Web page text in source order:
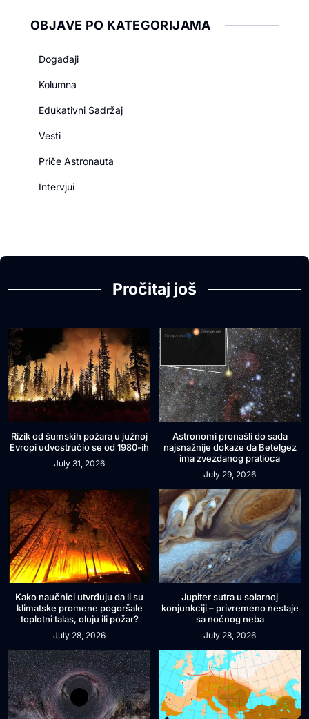
OBJAVE PO KATEGORIJAMA
Događaji
Kolumna
Edukativni Sadržaj
Vesti
Priče Astronauta
Intervjui
Pročitaj još
Rizik od šumskih požara u južnoj
Evropi udvostručio se od 1980-ih
July 31, 2026
Astronomi pronašli do sada
najsnažnije dokaze da Betelgez
ima zvezdanog pratioca
July 29, 2026
Kako naučnici utvrđuju da li su
klimatske promene pogoršale
toplotni talas, oluju ili požar?
July 28, 2026
Jupiter sutra u solarnoj
konjunkciji – privremeno nestaje
sa noćnog neba
July 28, 2026